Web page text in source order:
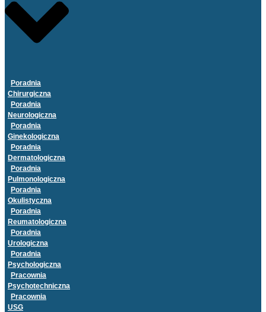
Poradnia
Chirurgiczna
Poradnia
Neurologiczna
Poradnia
Ginekologiczna
Poradnia
Dermatologiczna
Poradnia
Pulmonologiczna
Poradnia
Okulistyczna
Poradnia
Reumatologiczna
Poradnia
Urologiczna
Poradnia
Psychologiczna
Pracownia
Psychotechniczna
Pracownia
USG